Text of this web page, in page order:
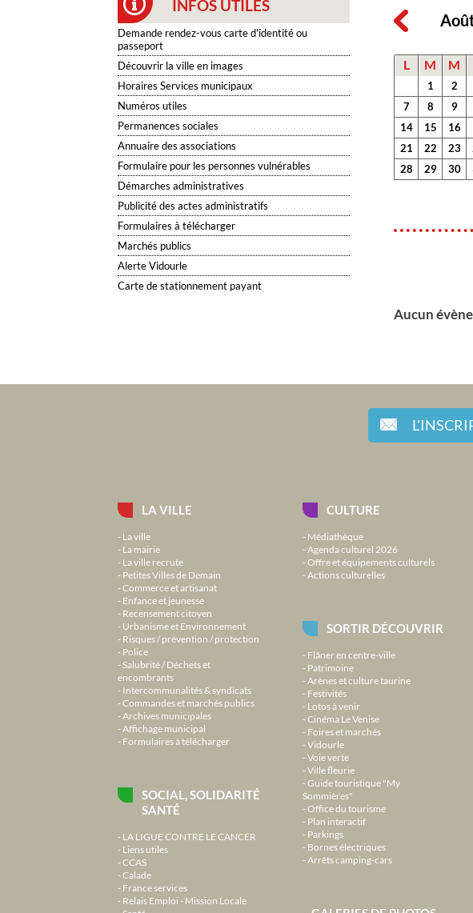
INFOS UTILES
Demande rendez-vous carte d'identité ou
passeport
Découvrir la ville en images
Horaires Services municipaux
Numéros utiles
Permanences sociales
Annuaire des associations
Formulaire pour les personnes vulnérables
Démarches administratives
Publicité des actes administratifs
Formulaires à télécharger
Marchés publics
Alerte Vidourle
Carte de stationnement payant
L M M
1 2
7
8 9
14
15 16
21
22 23
28
29 30
Aucun
LA VILLE
La ville
La mairie
La ville recrute
Petites Villes de Demain
Commerce et artisanat
Enfance et jeunesse
Recensement citoyen
Urbanisme et Environnement
Risques / prévention / protection
Police
Salubrité / Déchets et
encombrants
Intercommunalités & syndicats
Commandes et marchés publics
Archives municipales
Affichage municipal
Formulaires à télécharger
SOCIAL, SOLIDARITÉ
SANTÉ
LA LIGUE CONTRE LE CANCER
Liens utiles
CCAS
Calade
France services
Relais Emploi - Mission Locale
CULTURE
Médiathèque
Agenda culturel 2026
Offre et équipements culturels
Actions culturelles
SORTIR DÉCOUVRIR
Flâner en centre-ville
Patrimoine
Arènes et culture taurine
Festivités
Lotos à venir
Cinéma Le Venise
Foires et marchés
Vidourle
Voie verte
Ville fleurie
Guide touristique "My
Sommières"
Office du tourisme
Plan interactif
Parkings
Bornes électriques
Arrêts camping-cars